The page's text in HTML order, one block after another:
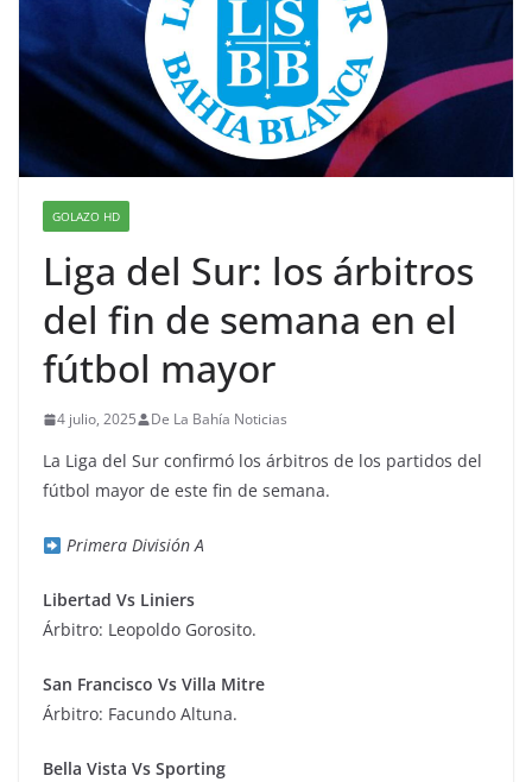
GOLAZO HD
Liga del Sur: los árbitros
del fin de semana en el
fútbol mayor
4 julio, 2025 De La Bahía Noticias
La Liga del Sur confirmó los árbitros de los partidos del
fútbol mayor de este fin de semana.
Primera División A
Libertad Vs Liniers
Árbitro: Leopoldo Gorosito.
San Francisco Vs Villa Mitre
Árbitro: Facundo Altuna.
Bella Vista Vs Sporting